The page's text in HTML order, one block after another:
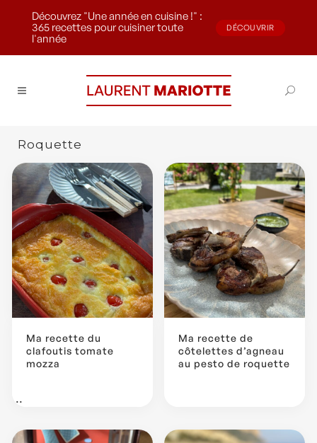
Découvrez "Une année en cuisine !" :
365 recettes pour cuisiner toute
l'année
DÉCOUVRIR
Roquette
Ma recette du
clafoutis tomate
mozza
...
Ma recette de
côtelettes d’agneau
au pesto de roquette